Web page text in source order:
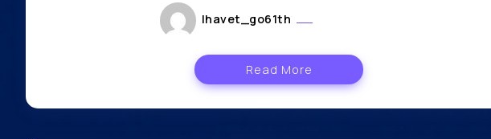
lhavet_go61th
Read More